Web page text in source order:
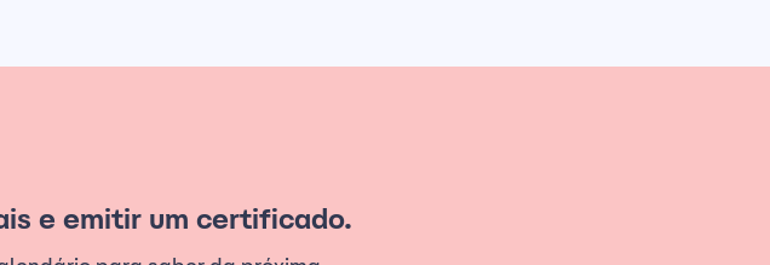
e emitir um certificado.